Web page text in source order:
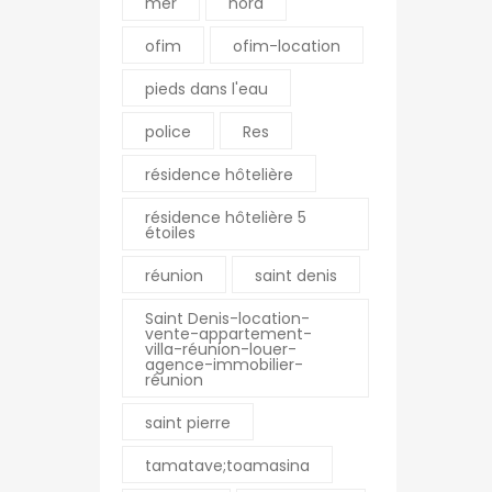
ofim
ofim-location
pieds dans l'eau
police
Res
résidence hôtelière
résidence hôtelière 5
étoiles
réunion
saint denis
Saint Denis-location-
vente-appartement-
villa-réunion-louer-
agence-immobilier-
réunion
saint pierre
tamatave;toamasina
Jaures 97470 SAINT
La Montagne
chemin Hautbois
0262 23 50 60
montagne@ofim.fr
Le Port
18 rue Jeanne d’Arc